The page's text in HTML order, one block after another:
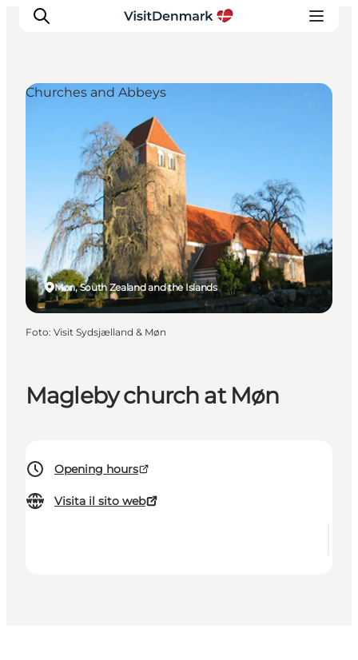
Ispirazioni
Dove andare
Cosa fare
Dove dormire
Pianifica il viaggio
Magleby church at Møn
Opening hours
Visita il sito web
Møn, South Zealand and the Islands
Churches and Abbeys
Foto: Visit Sydsjælland & Møn